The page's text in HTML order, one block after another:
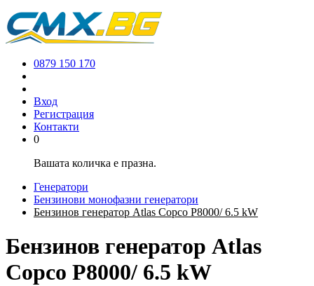
0879 150 170
Вход
Регистрация
Контакти
0
Вашата количка е празна.
Генератори
Бензинови монофазни генератори
Бензинов генератор Atlas Copco P8000/ 6.5 kW
Бензинов генератор Atlas
Copco P8000/ 6.5 kW